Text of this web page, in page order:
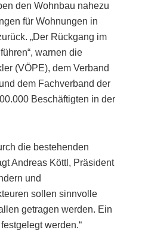
den Wohnbau nahezu
für Wohnungen in
„Der Rückgang im
warnen die
(VÖPE), dem Verband
dem Fachverband der
Beschäftigten in der
die bestehenden
Andreas Köttl, Präsident
und
sollen sinnvolle
getragen werden. Ein
werden.“